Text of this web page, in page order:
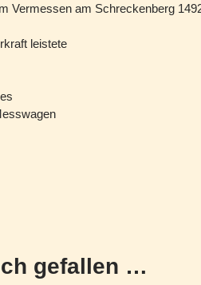
Vermessen am Schreckenberg
leistete
gefallen …